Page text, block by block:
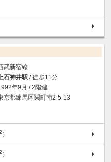
武新宿線
石神井駅 / 徒歩11分
年9月 / 2階建
京都練馬区関町南2-5-13
）
）